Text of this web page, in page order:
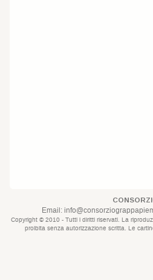
Email:
Copyright © 2010 - Tutti i diritti riservati. La
proibita senza autorizzazione scritta. Le